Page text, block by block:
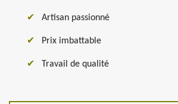
Artisan passionné
Prix imbattable
Travail de qualité